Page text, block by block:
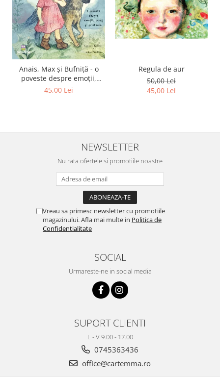
Anais, Max și Bufniță - o
poveste despre emoții,
curaj și prietenie
45,00 Lei
Regula de aur
50,00 Lei
45,00 Lei
NEWSLETTER
Nu rata ofertele si promotiile noastre
Vreau sa primesc newsletter cu promotiile
magazinului. Afla mai multe in Politica de
Confidentialitate
SOCIAL
Urmareste-ne in social media
SUPORT CLIENTI
L - V 9.00 - 17.00
0745363436
office@cartemma.ro